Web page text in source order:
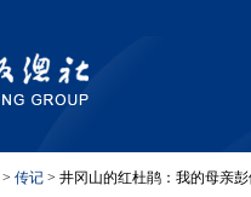
> 传记 > 井冈山的红杜鹃：我的母亲